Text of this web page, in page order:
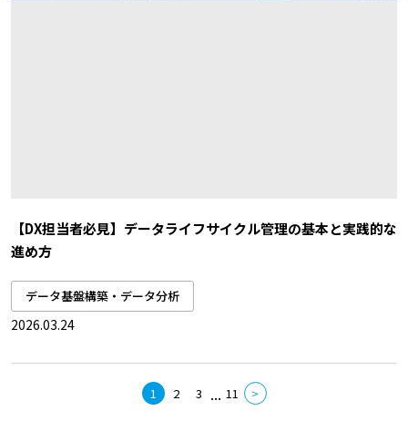
【DX担当者必見】データライフサイクル管理の基本と実践的な
進め方
データ基盤構築・データ分析
2026.03.24
1 2 3 ... 11 >